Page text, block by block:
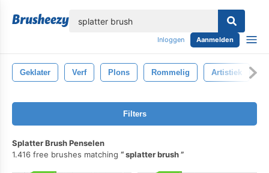
Inloggen Aanmelden
Geklater Verf Plons Rommelig Artistiek
Filters
Splatter Brush Penselen
1.416 free brushes matching
splatter brush